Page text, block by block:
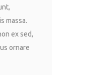
massa.
ex sed,
ornare